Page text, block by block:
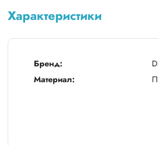
Характеристики
Бренд:
Материал: